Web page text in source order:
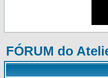
FÓRUM do